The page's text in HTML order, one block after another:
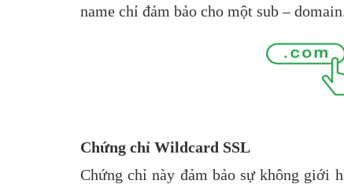
name chỉ đảm bảo cho một sub –
Chứng chỉ Wildcard SSL
Chứng chỉ này đảm bảo sự không giới